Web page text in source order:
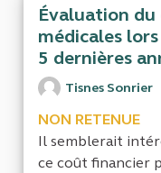
Évaluation
médicales
5 dernières
Tisnes Sonrier
NON RETENUE
Il semblerait
ce coût financier